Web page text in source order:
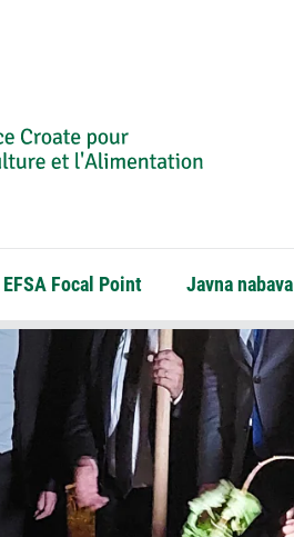
EFSA Focal Point Javna nabava